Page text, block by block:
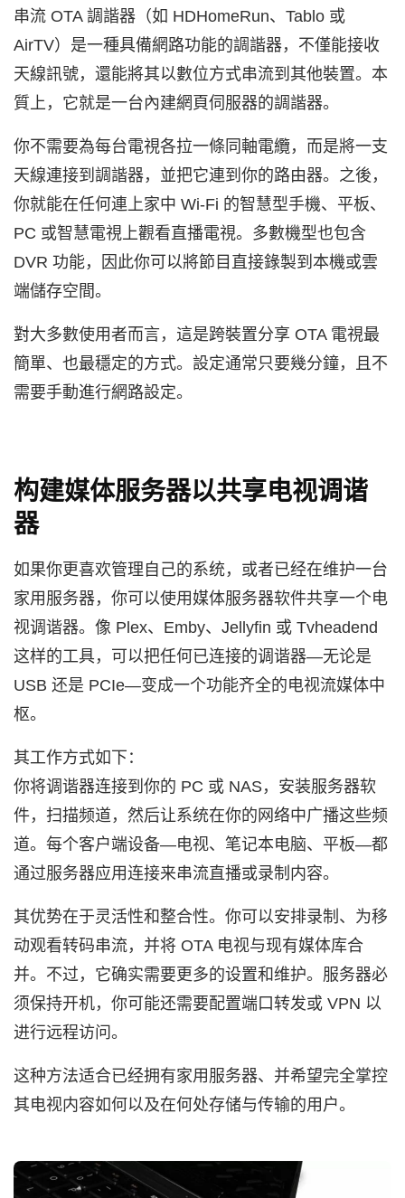
串流 OTA 調諧器（如 HDHomeRun、Tablo 或
AirTV）是一種具備網路功能的調諧器，不僅能接收
天線訊號，還能將其以數位方式串流到其他裝置。本
質上，它就是一台內建網頁伺服器的調諧器。
你不需要為每台電視各拉一條同軸電纜，而是將一支
天線連接到調諧器，並把它連到你的路由器。之後，
你就能在任何連上家中 Wi‑Fi 的智慧型手機、平板、
PC 或智慧電視上觀看直播電視。多數機型也包含
DVR 功能，因此你可以將節目直接錄製到本機或雲
端儲存空間。
對大多數使用者而言，這是跨裝置分享 OTA 電視最
簡單、也最穩定的方式。設定通常只要幾分鐘，且不
需要手動進行網路設定。
构建媒体服务器以共享电视调谐
器
如果你更喜欢管理自己的系统，或者已经在维护一台
家用服务器，你可以使用媒体服务器软件共享一个电
视调谐器。像 Plex、Emby、Jellyfin 或 Tvheadend
这样的工具，可以把任何已连接的调谐器—无论是
USB 还是 PCIe—变成一个功能齐全的电视流媒体中
枢。
其工作方式如下：
你将调谐器连接到你的 PC 或 NAS，安装服务器软
件，扫描频道，然后让系统在你的网络中广播这些频
道。每个客户端设备—电视、笔记本电脑、平板—都
通过服务器应用连接来串流直播或录制内容。
其优势在于灵活性和整合性。你可以安排录制、为移
动观看转码串流，并将 OTA 电视与现有媒体库合
并。不过，它确实需要更多的设置和维护。服务器必
须保持开机，你可能还需要配置端口转发或 VPN 以
进行远程访问。
这种方法适合已经拥有家用服务器、并希望完全掌控
其电视内容如何以及在何处存储与传输的用户。